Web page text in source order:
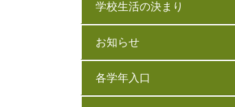
学校生活の決まり
お知らせ
各学年入口